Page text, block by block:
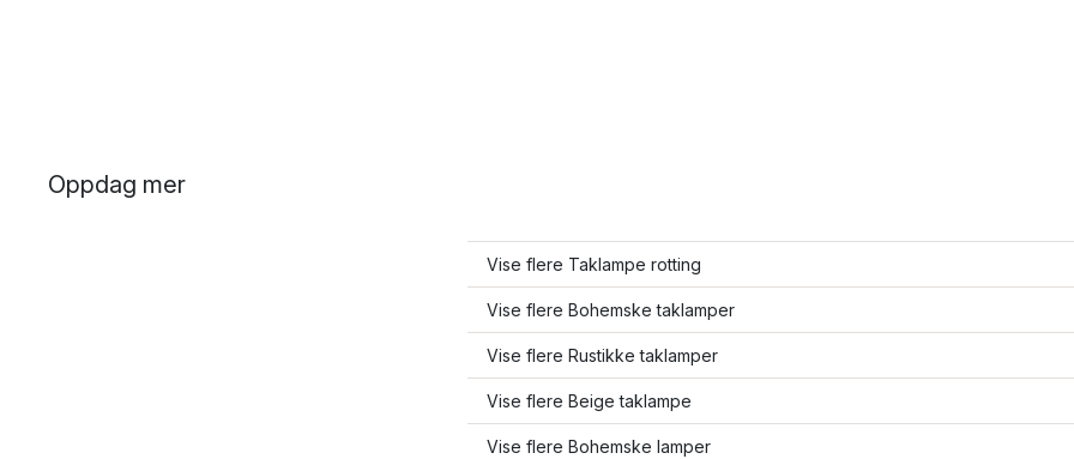
Oppdag mer
Vise flere Taklampe rotting
Vise flere Bohemske taklamper
Vise flere Rustikke taklamper
Vise flere Beige taklampe
Vise flere Bohemske lamper